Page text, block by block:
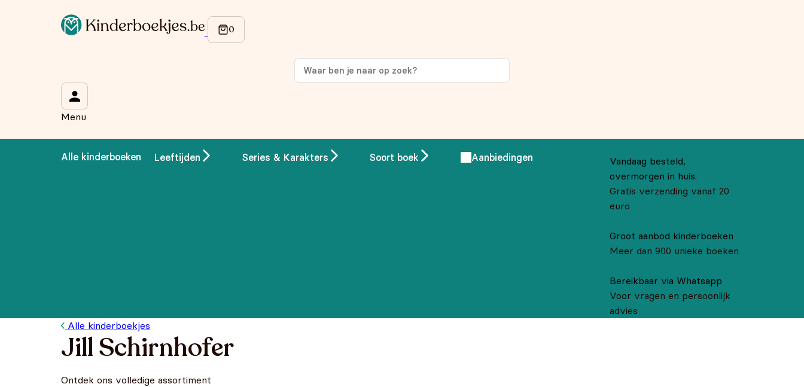
Menu
Alle kinderboeken Leeftijden Series & Karakters Soort boek Aanbiedingen
Vandaag besteld,
overmorgen in huis.
Gratis verzending vanaf 20
euro
Groot aanbod kinderboeken
Meer dan 900 unieke boeken
Bereikbaar via Whatsapp
Voor vragen en persoonlijk
advies
Alle kinderboekjes
Jill Schirnhofer
Ontdek ons volledige assortiment